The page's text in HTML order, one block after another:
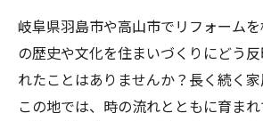
岐阜県羽島市や高山市でリフォーム
の歴史や文化を住まいづくりにどう
れたことはありませんか？長く続く
この地では、時の流れとともに育ま